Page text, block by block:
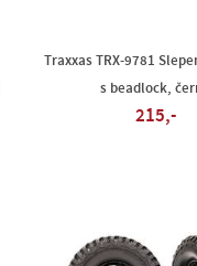
Traxxas TRX-9781
s beadlock,
215,-